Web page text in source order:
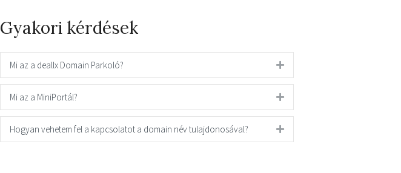
Gyakori kérdések
Mi az a deallx Domain Parkoló?
Mi az a MiniPortál?
Hogyan vehetem fel a kapcsolatot a domain név tulajdonosával?